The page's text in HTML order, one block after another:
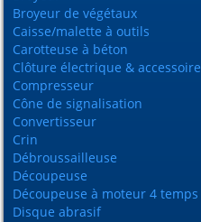
Broyeur de végétaux
Caisse/malette à outils
Carotteuse à béton
Clôture électrique & accessoire
Compresseur
Cône de signalisation
Convertisseur
Crin
Débroussailleuse
Découpeuse
Découpeuse à moteur 4 temps
Disque abrasif